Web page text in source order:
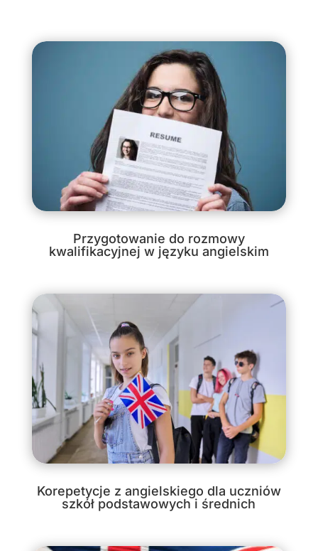
Przygotowanie do rozmowy
kwalifikacyjnej w języku angielskim
Korepetycje z angielskiego dla uczniów
szkół podstawowych i średnich